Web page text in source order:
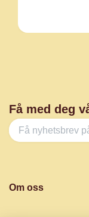
Få med deg
Om oss